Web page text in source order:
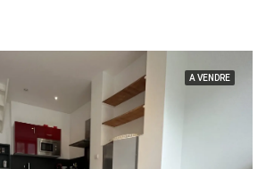
A VENDRE